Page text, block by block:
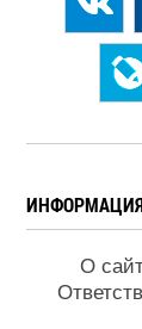
О